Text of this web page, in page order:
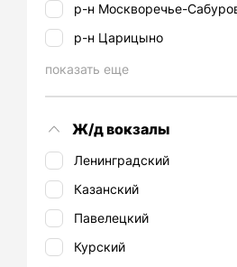
р-н Москворечье-
р-н Царицыно
показать еще
Ж/д вокзалы
Ленинградский
Казанский
Павелецкий
Курский